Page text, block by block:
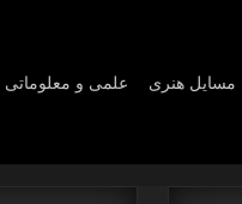
علمی و معلوماتی مسايل هنری